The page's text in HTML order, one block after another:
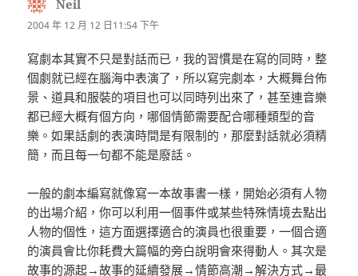
Neil
示:
2004 年 12 月 12 日11:54 下午
寫劇本其實不只是對話而已，我的習慣是在寫的同時，整
個劇就已經在腦海中表演了，所以寫完劇本，大概舞台佈
景、道具和服裝的項目也可以同時列出來了，甚至連音樂
都已經大概有個方向，哪個情節需要配合哪種類型的音
樂。如果話劇的表演時間是有限制的，那麼對話就必須精
簡，而且每一句都不能是廢話。
一般的劇本編寫就像寫一本故事書一樣，開始必須有人物
的出場介紹，你可以利用一個事件或某些特殊情境去點出
人物的個性，這方面選擇適合的演員也很重要，一個合適
的演員會比你耗費大篇幅的旁白說明會來得動人。其次是
故事的源起→故事的延續發展→情節高潮→解決方式→最